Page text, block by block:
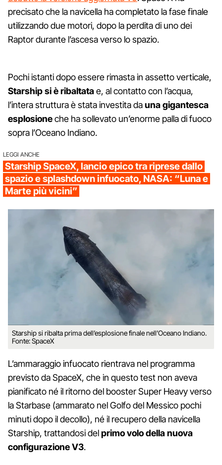
precisato che la navicella ha completato la fase finale
utilizzando due motori, dopo la perdita di uno dei
Raptor durante l’ascesa verso lo spazio.
Pochi istanti dopo essere rimasta in assetto verticale,
Starship si è ribaltatae, al contatto con l’acqua,
l’intera struttura è stata investita dauna gigantesca
esplosioneche ha sollevato un’enorme palla di fuoco
sopra l’Oceano Indiano.
LEGGI ANCHE
Starship SpaceX, lancio epico tra riprese dallo
spazio e splashdown infuocato, NASA: “Luna e
Marte più vicini”
Starship si ribalta prima dell’esplosione finale nell’Oceano Indiano.
Fonte: SpaceX
L’ammaraggio infuocato rientrava nel programma
previsto da SpaceX, che in questo test non aveva
pianificato né il ritorno del booster Super Heavy verso
la Starbase (ammarato nel Golfo del Messico pochi
minuti dopo il decollo), né il recupero della navicella
Starship, trattandosi delprimo volo della nuova
configurazione V3.